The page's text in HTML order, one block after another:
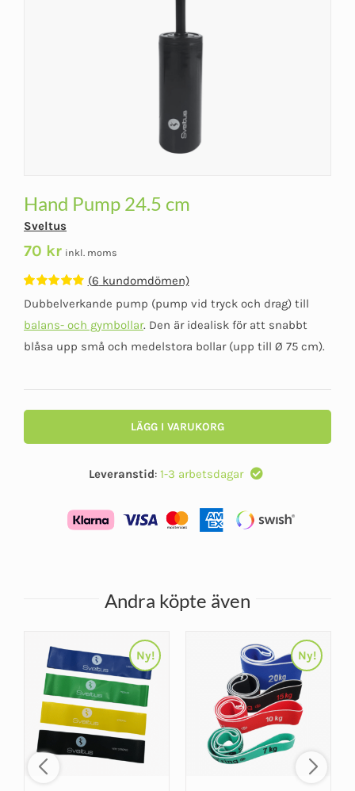
Hand Pump 24.5 cm
Sveltus
70 kr inkl. moms
Betygsatt
4.83av 5
baserat på
6
kundomdömen
(6 kundomdömen)
Dubbelverkande pump (pump vid tryck och drag) till
balans- och gymbollar. Den är idealisk för att snabbt
blåsa upp små och medelstora bollar (upp till Ø 75 cm).
LÄGG I VARUKORG
Leveranstid: 1-3 arbetsdagar
Andra köpte även
Ny! Ny!